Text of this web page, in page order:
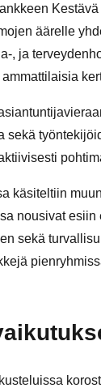
äärelle
, ja
sekä
käsiteltiin
nousivat
sekä